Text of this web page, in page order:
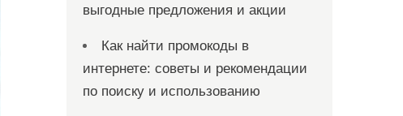
выгодные предложения и акции
Как найти промокоды в
интернете: советы и рекомендации
по поиску и использованию